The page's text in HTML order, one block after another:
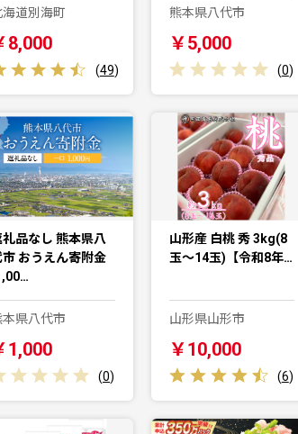
海道別海町
8,000
(49)
熊本県八代市
￥5,000
(0)
礼品なし 熊本県八
市 おうえん寄附金
本県八代市
1,000
(0)
山形産 白桃 秀 3kg(8
玉～14玉)【令和8年…
山形県山形市
￥10,000
(6)